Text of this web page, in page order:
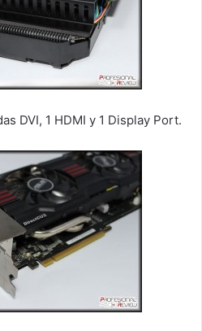
DVI, 1 HDMI y 1 Display Port.